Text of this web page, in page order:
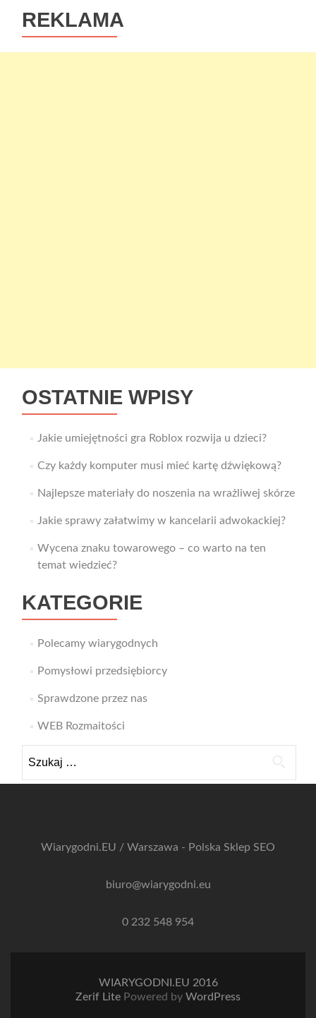
REKLAMA
OSTATNIE WPISY
Jakie umiejętności gra Roblox rozwija u dzieci?
Czy każdy komputer musi mieć kartę dźwiękową?
Najlepsze materiały do noszenia na wrażliwej skórze
Jakie sprawy załatwimy w kancelarii adwokackiej?
Wycena znaku towarowego – co warto na ten
temat wiedzieć?
KATEGORIE
Polecamy wiarygodnych
Pomysłowi przedsiębiorcy
Sprawdzone przez nas
WEB Rozmaitości
Wiarygodni.EU / Warszawa - Polska Sklep SEO
biuro@wiarygodni.eu
0 232 548 954
WIARYGODNI.EU 2016
Zerif Lite Powered by WordPress